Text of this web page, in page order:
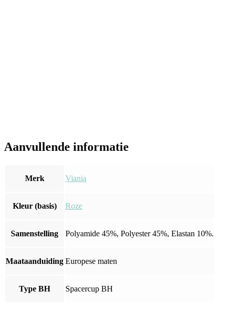
Aanvullende informatie
Merk Viania
Kleur (basis) Roze
Samenstelling Polyamide 45%, Polyester 45%, Elastan 10%.
Maataanduiding Europese maten
Type BH Spacercup BH